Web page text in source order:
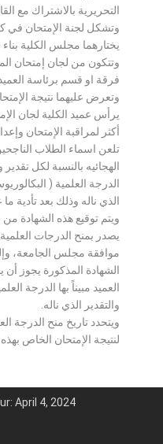
التحريرية بالاشتراك مع
وتشكل لجنة الإمتحان
يختارهما مجلس الكلية
وتتكون من لجان إمتحان
فرقة او قسم برئاسة
وتعرض عليهما نتيجة
يرأس عميد الكلية لجان
أكثر لمراقبة الإمتحان
تلعن اسماء الطلاب
الهجائيه بالنسبة لكل
الدرجة العلمية (
الذي ناله وذلك بعد تأدية
ويتم توقيع هذه الشهادة
يصدر بمنح الدرجات
موافقة مجلس الجامعة،
الشهادة المذكورة يجوز
العميد مبيناً بها الدرجة
والتقدير الذي ناله.
ويتحدد تاريخ منح الدرجة
لنتيجة الإمتحان الخاص
April 4, 2024